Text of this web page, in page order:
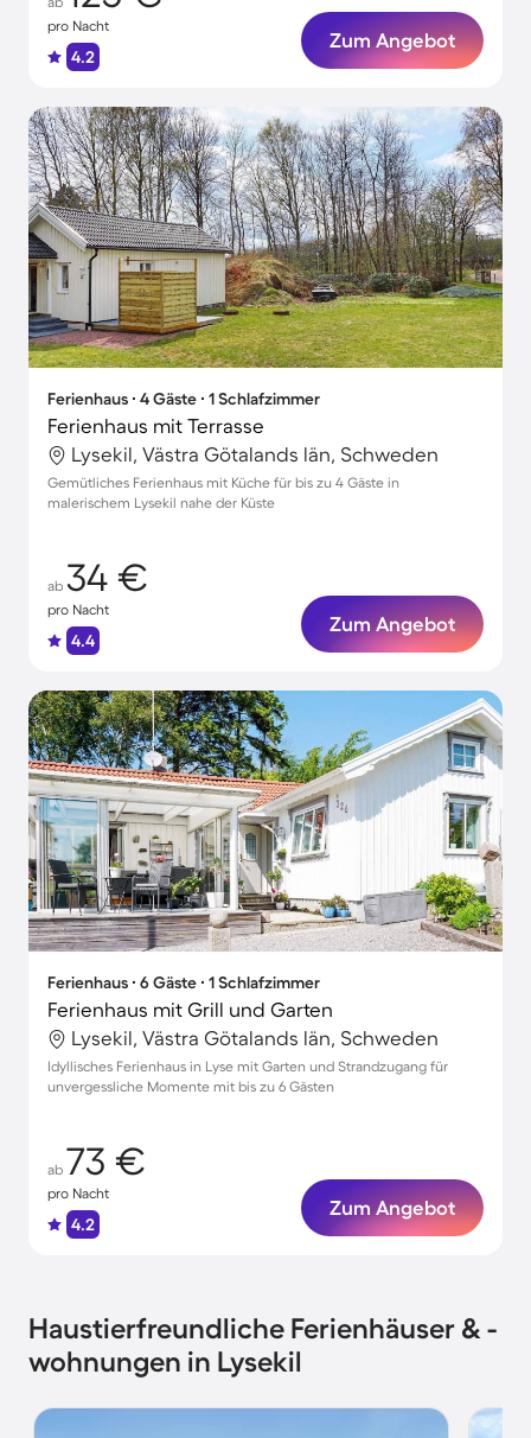
pro Nacht
4.2
Zum Angebot
Ferienhaus ∙ 4 Gäste ∙ 1 Schlafzimmer
Ferienhaus mit Terrasse
Lysekil, Västra Götalands län, Schweden
Gemütliches Ferienhaus mit Küche für bis zu 4 Gäste in
malerischem Lysekil nahe der Küste
ab 34 €
pro Nacht
4.4
Zum Angebot
Ferienhaus ∙ 6 Gäste ∙ 1 Schlafzimmer
Ferienhaus mit Grill und Garten
Lysekil, Västra Götalands län, Schweden
Idyllisches Ferienhaus in Lyse mit Garten und Strandzugang für
unvergessliche Momente mit bis zu 6 Gästen
ab 73 €
pro Nacht
4.2
Zum Angebot
Haustierfreundliche Ferienhäuser & -
wohnungen in Lysekil